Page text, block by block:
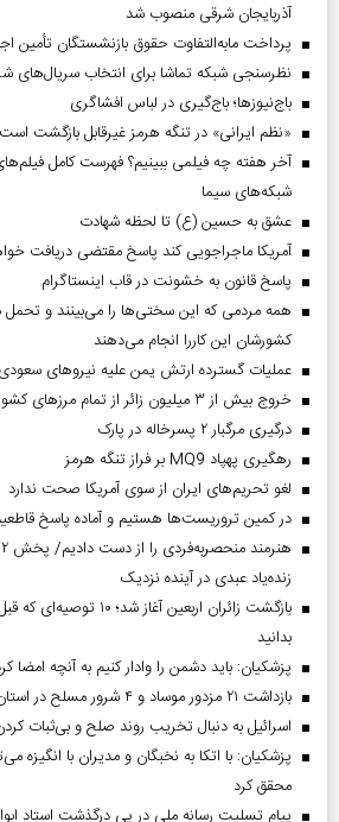
آذربایجان شرقی منصوب شد
پرداخت مابه‌التفاوت حقوق بازنشستگان تأمین
نظرسنجی شبکه تماشا برای انتخاب سریال‌های
باج‌نیوزها؛ باج‌گیری در لباس افشاگری
«نظم ایرانی» در تنگه هرمز غیرقابل بازگشت است
آخر هفته چه فیلمی ببینیم؟ فهرست کامل
شبکه‌های سیما
عشق به حسین (ع) تا لحظه شهادت
آمریکا ماجراجویی کند پاسخ مقتضی دریافت
پاسخ قانون به خشونت در قاب اینستاگرام
همه مردمی که این سختی‌ها را می‌بینند و تحمل
کشورشان این کاررا انجام می‌دهند
عملیات گسترده ارتش یمن علیه نیروهای سعودی
خروج بیش از ۳ میلیون زائر از تمام مرز‌های کشور
درگیری مرگبار ۲ پسرخاله در پارک
رهگیری پهپاد MQ9 بر فراز تنگه هرمز
لغو تحریم‌های ایران از سوی آمریکا صحت ندارد
در کمین تروریست‌ها هستیم و آماده پاسخ
زنده‌یاد عبدی در آینده نزدیک
بازگشت زائران اربعین آغاز
بدانید
پزشکیان: باید دشمن را وادار کنیم به آنچه امضا
بازداشت ۲۱ مزدور موساد و ۴ شرور مسلح در استان کرمان
اسرائیل به دنبال تخریب روند صلح و بی‌ثبات
پزشکیان: با اتکا به نخبگان و مدیران با انگیزه
محقق کرد
پیام تسلیت رسانه ملی در پی درگذشت استاد